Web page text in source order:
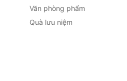
Văn phòng phẩm
Quà lưu niệm